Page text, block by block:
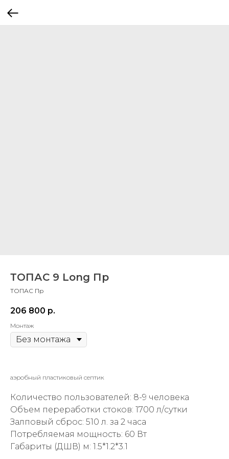
ТОПАС 9 Long Пр
ТОПАС Пр
206 800 р.
Монтаж
аэробный пластиковый септик
Количество пользователей: 8-9 человека
Объем переработки стоков: 1700 л/сутки
Залповый сброс: 510 л. за 2 часа
Потребляемая мощность: 60 Вт
Габариты (ДШВ) м: 1.5*1.2*3.1